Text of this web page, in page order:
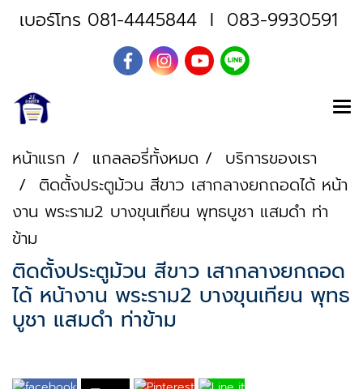
เบอร์โทร 081-4445844I 083-9930591
หน้าแรก แกลลอรี่ทั้งหมด
บริการของเรา
ติดตั้งประตูม้วน สีขาว เสากลางยกถอดได้ หน้า
งาน พระราม2 บางขุนเทียน พุทธบูชา แสมดำ ท่า
ข้าม
ติดตั้งประตูม้วน สีขาว เสากลางยกถอด
ได้ หน้างาน พระราม2 บางขุนเทียน พุทธ
บูชา แสมดำ ท่าข้าม